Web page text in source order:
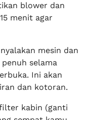
blower dan
menit agar
mesin dan
selama
Ini akan
dan kotoran.
kabin (ganti